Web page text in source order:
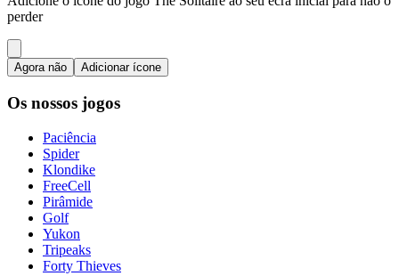
perder
Agora não Adicionar ícone
Os nossos jogos
Paciência
Spider
Klondike
FreeCell
Pirâmide
Golf
Yukon
Tripeaks
Forty Thieves